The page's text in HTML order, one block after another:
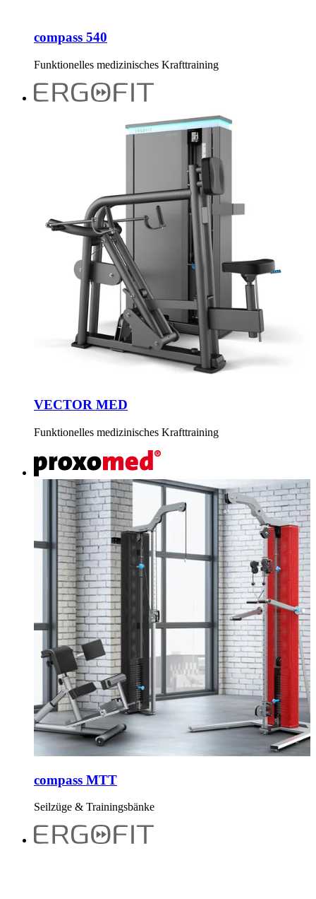
compass 540
Funktionelles medizinisches Krafttraining
VECTOR MED
Funktionelles medizinisches Krafttraining
compass MTT
Seilzüge & Trainingsbänke